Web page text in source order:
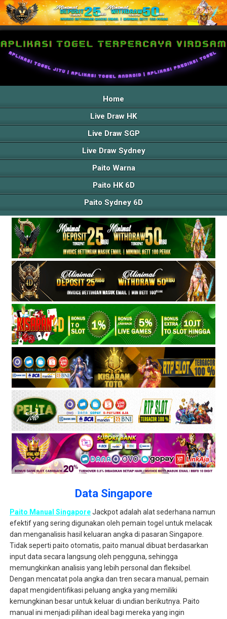
Home
Live Draw HK
Live Draw SGP
Live Draw Sydney
Paito Warna
Paito HK 6D
Paito Sydney 6D
Data Singapore
Paito Manual SingaporeJackpot adalah alat sederhana namun
efektif yang sering digunakan oleh pemain togel untuk melacak
dan menganalisis hasil keluaran angka di pasaran Singapore.
Tidak seperti paito otomatis, paito manual dibuat berdasarkan
input data secara langsung oleh pengguna, sehingga
memungkinkan analisis yang lebih personal dan fleksibel.
Dengan mencatat pola angka dan tren secara manual, pemain
dapat mengidentifikasi peluang angka yang memiliki
kemungkinan besar untuk keluar di undian berikutnya. Paito
manual ini menjadi pilihan ideal bagi mereka yang ingin